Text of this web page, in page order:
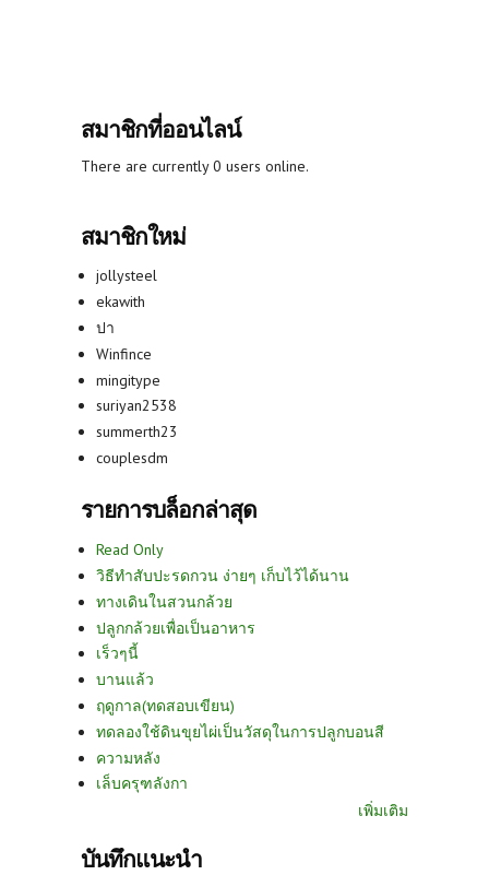
สมาชิกที่ออนไลน์
There are currently 0 users online.
สมาชิกใหม่
jollysteel
ekawith
ปา
Winfince
mingitype
suriyan2538
summerth23
couplesdm
รายการบล็อกล่าสุด
Read Only
วิธีทำสับปะรดกวน ง่ายๆ เก็บไว้ได้นาน
ทางเดินในสวนกล้วย
ปลูกกล้วยเพื่อเป็นอาหาร
เร็วๆนี้
บานแล้ว
ฤดูกาล(ทดสอบเขียน)
ทดลองใช้ดินขุยไผ่เป็นวัสดุในการปลูกบอนสี
ความหลัง
เล็บครุฑลังกา
เพิ่มเติม
บันทึกแนะนำ